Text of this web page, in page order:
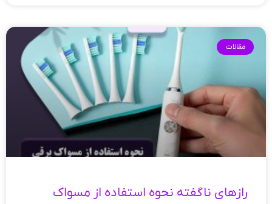
مقالات
رازهای ناگفته نحوه استفاده از مسواک